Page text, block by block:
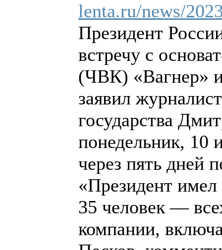
lenta.ru/news/
Президент
встречу с
(ЧВК) «Вагнер»
заявил
государства
понедельник, 10
через пять дней
«Президент
35 человек —
компании,